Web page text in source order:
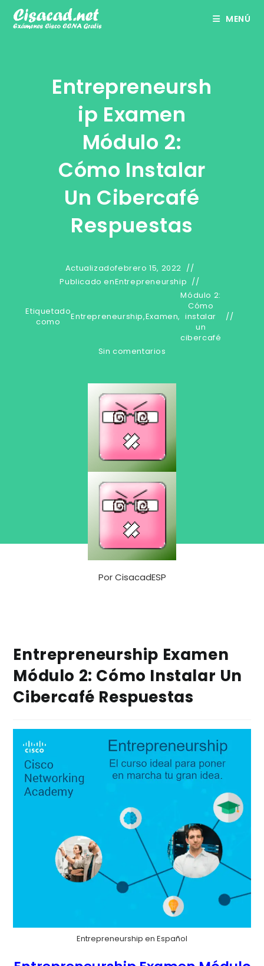
MENÚ
Entrepreneursh
Ip Examen
Módulo 2:
Cómo Instalar
Un Cibercafé
Respuestas
Actualizadofebrero 15, 2022
Publicado enEntrepreneurship
Etiquetado
como
Entrepreneurship,Examen,
Módulo 2:
Cómo
instalar
un
cibercafé
Sin comentarios
PorCisacadESP
Entrepreneurship Examen
Módulo 2: Cómo Instalar Un
Cibercafé Respuestas
Entrepreneurship en Español